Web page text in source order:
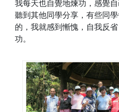
我每天也自覺地煉功，感覺
聽到其他同學分享，有些同
的，我就感到慚愧，自我反
功。